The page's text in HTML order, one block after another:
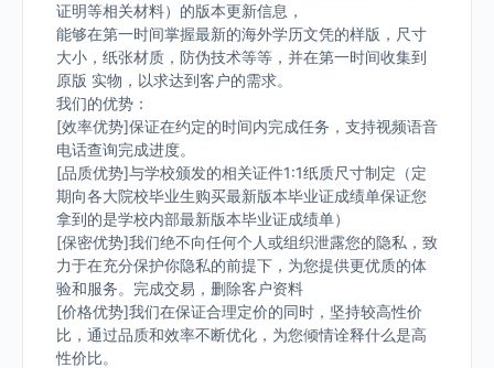
证明等相关材料）的版本更新信息，
能够在第一时间掌握最新的海外学历文凭的样版，尺寸
大小，纸张材质，防伪技术等等，并在第一时间收集到
原版 实物，以求达到客户的需求。
我们的优势：
[效率优势]保证在约定的时间内完成任务，支持视频语音
电话查询完成进度。
[品质优势]与学校颁发的相关证件1:1纸质尺寸制定（定
期向各大院校毕业生购买最新版本毕业证成绩单保证您
拿到的是学校内部最新版本毕业证成绩单）
[保密优势]我们绝不向任何个人或组织泄露您的隐私，致
力于在充分保护你隐私的前提下，为您提供更优质的体
验和服务。完成交易，删除客户资料
[价格优势]我们在保证合理定价的同时，坚持较高性价
比，通过品质和效率不断优化，为您倾情诠释什么是高
性价比。